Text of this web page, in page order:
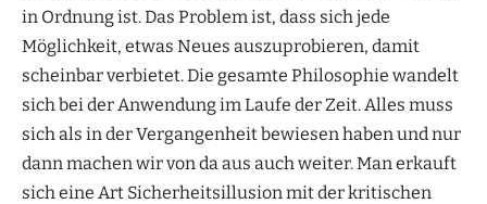
in Ordnung ist. Das Problem ist, dass sich jede
Möglichkeit, etwas Neues auszuprobieren, damit
scheinbar verbietet. Die gesamte Philosophie wandelt
sich bei der Anwendung im Laufe der Zeit. Alles muss
sich als in der Vergangenheit bewiesen haben und nur
dann machen wir von da aus auch weiter. Man erkauft
sich eine Art Sicherheitsillusion mit der kritischen